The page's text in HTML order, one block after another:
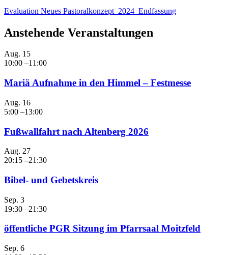
Evaluation Neues Pastoralkonzept_2024_Endfassung
Anstehende Veranstaltungen
Aug. 15
10:00 –11:00
Mariä Aufnahme in den Himmel – Festmesse
Aug. 16
5:00 –13:00
Fußwallfahrt nach Altenberg 2026
Aug. 27
20:15 –21:30
Bibel- und Gebetskreis
Sep. 3
19:30 –21:30
öffentliche PGR Sitzung im Pfarrsaal Moitzfeld
Sep. 6